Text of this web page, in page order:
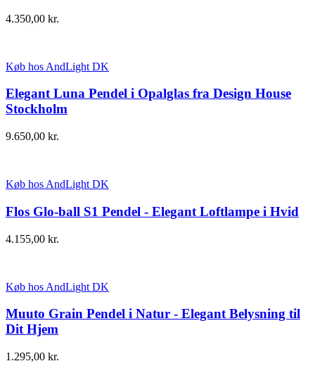
4.350,00 kr.
Køb hos AndLight DK
Elegant Luna Pendel i Opalglas fra Design House
Stockholm
9.650,00 kr.
Køb hos AndLight DK
Flos Glo-ball S1 Pendel - Elegant Loftlampe i Hvid
4.155,00 kr.
Køb hos AndLight DK
Muuto Grain Pendel i Natur - Elegant Belysning til
Dit Hjem
1.295,00 kr.